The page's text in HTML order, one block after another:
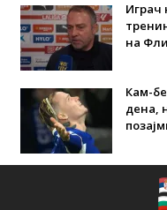
Играч
на
Кам-
дена,